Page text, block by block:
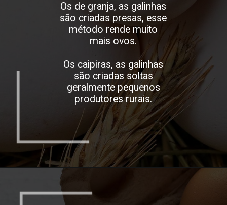
Os de granja, as galinhas
são criadas presas, esse
método rende muito
mais ovos.
Os caipiras, as galinhas
são criadas soltas
geralmente pequenos
produtores rurais.